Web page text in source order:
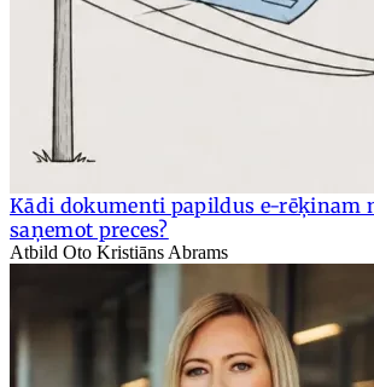
Kādi dokumenti papildus e-rēķinam
saņemot preces?
Atbild Oto Kristiāns Abrams